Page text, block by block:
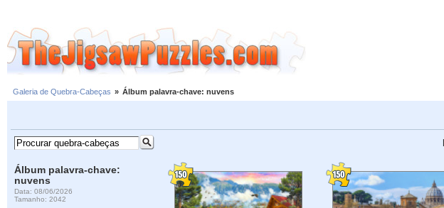
Galeria de Quebra-Cabeças » Álbum palavra-chave: nuvens
Álbum palavra-chave:
nuvens
Data: 08/06/2026
Tamanho: 2042